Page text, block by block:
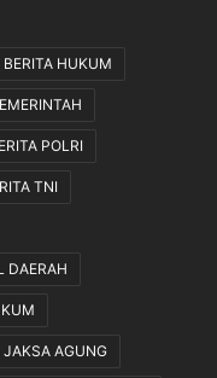
BERITA HUKUM
POLRI
TNI
DAERAH
JAKSA AGUNG